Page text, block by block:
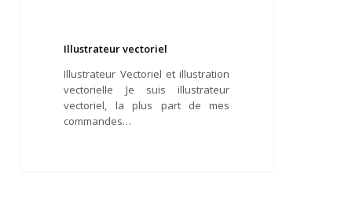
Illustrateur vectoriel
Illustrateur Vectoriel et illustration
vectorielle Je suis illustrateur
vectoriel, la plus part de mes
commandes…